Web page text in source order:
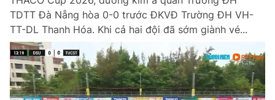
TDTT Đà Nẵng hòa 0-0 trước ĐKVĐ Trường ĐH VH-
TT-DL Thanh Hóa. Khi cả hai đội đã sớm giành vé...